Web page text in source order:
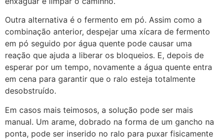
Outra alternativa é o fermento em pó. Assim como a
combinação anterior, despejar uma xícara de fermento
em pó seguido por água quente pode causar uma
reação que ajuda a liberar os bloqueios. E, depois de
esperar por um tempo, novamente a água quente entra
em cena para garantir que o ralo esteja totalmente
desobstruído.
Em casos mais teimosos, a solução pode ser mais
manual. Um arame, dobrado na forma de um gancho na
ponta, pode ser inserido no ralo para puxar fisicamente